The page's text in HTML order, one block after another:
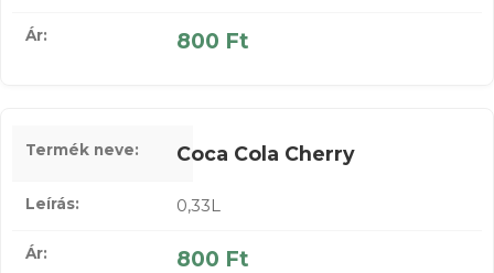
800 Ft
Coca Cola Cherry
0,33L
800 Ft